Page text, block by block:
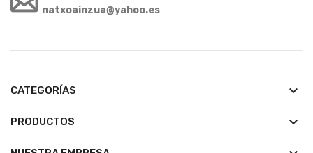
natxoainzua@yahoo.es
CATEGORÍAS keyboard_arrow_down
PRODUCTOS keyboard_arrow_down